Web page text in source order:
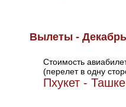
Вылеты -
Стоимость
(перелет в одну
Пхукет -